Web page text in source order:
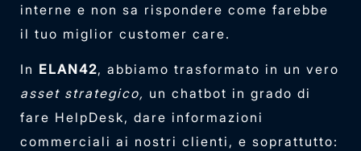
interne e non sa rispondere come farebbe
il tuo miglior customer care.
In ELAN42, abbiamo trasformato in un vero
asset strategico, un chatbot in grado di
fare HelpDesk, dare informazioni
commerciali ai nostri clienti, e soprattutto: